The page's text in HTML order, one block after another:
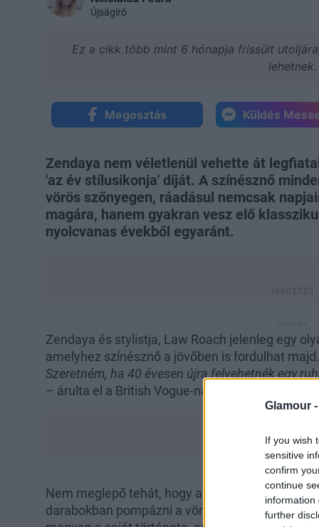
Glamour -
If you wish
sensitive
confirm
continue
information
further
Újságíró
Ez a cikk több mint 6 hónapja frissült
lehetnek.
Megosztás Küldés
Zendaya nem véletlenül vehette át
'az év stílusikonja' díját. A színésznő
vörös szőnyegen, ráadásul nemcsak
magára, hanem gyakran vesz elő
nyolcvanas évekből egyaránt.
Zendaya és stylistja, Law Roach jelenleg egy
amelyhez színésznő a jövőben is fordulhat majd.
Szeretném, ha 40 évesen újra felvehetnék egy
– árulta el a British Vogue-nak.
Nem meglepő tehát, hogy a fiatal stílusikont
darabokban pompázni a vörös szőnyegen, ez